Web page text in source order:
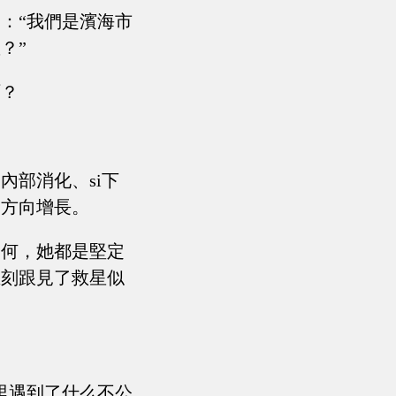
“我們是濱海市
”
部消化、si下
向增長。
，她都是堅定
跟見了救星似